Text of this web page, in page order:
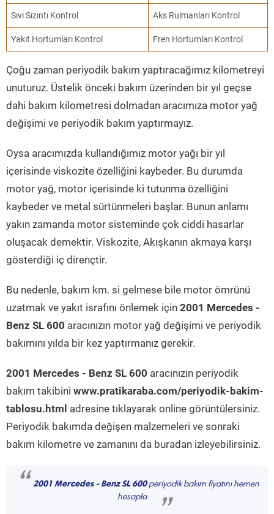
Sıvı Sızıntı Kontrol Aks Rulmanları Kontrol
Yakıt Hortumları Kontrol Fren Hortumları Kontrol
Çoğu zaman periyodik bakım yaptıracağımız kilometreyi
unuturuz. Üstelik önceki bakım üzerinden bir yıl geçse
dahi bakım kilometresi dolmadan aracımıza motor yağ
değişimi ve periyodik bakım yaptırmayız.
Oysa aracımızda kullandığımız motor yağı bir yıl
içerisinde viskozite özelliğini kaybeder. Bu durumda
motor yağ, motor içerisinde ki tutunma özelliğini
kaybeder ve metal sürtünmeleri başlar. Bunun anlamı
yakın zamanda motor sisteminde çok ciddi hasarlar
oluşacak demektir. Viskozite, Akışkanın akmaya karşı
gösterdiği iç dirençtir.
Bu nedenle, bakım km. si gelmese bile motor ömrünü
uzatmak ve yakıt israfını önlemek için 2001 Mercedes -
Benz SL 600 aracınızın motor yağ değişimi ve periyodik
bakımını yılda bir kez yaptırmanız gerekir.
2001 Mercedes - Benz SL 600 aracınızın periyodik
bakım takibini www.pratikaraba.com/periyodik-bakim-
tablosu.html adresine tıklayarak online görüntülersiniz.
Periyodik bakımda değişen malzemeleri ve sonraki
bakım kilometre ve zamanını da buradan izleyebilirsiniz.
“ 2001 Mercedes - Benz SL 600periyodik bakım fiyatını hemen
hesapla